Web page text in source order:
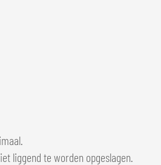
liggend te worden opgeslagen.